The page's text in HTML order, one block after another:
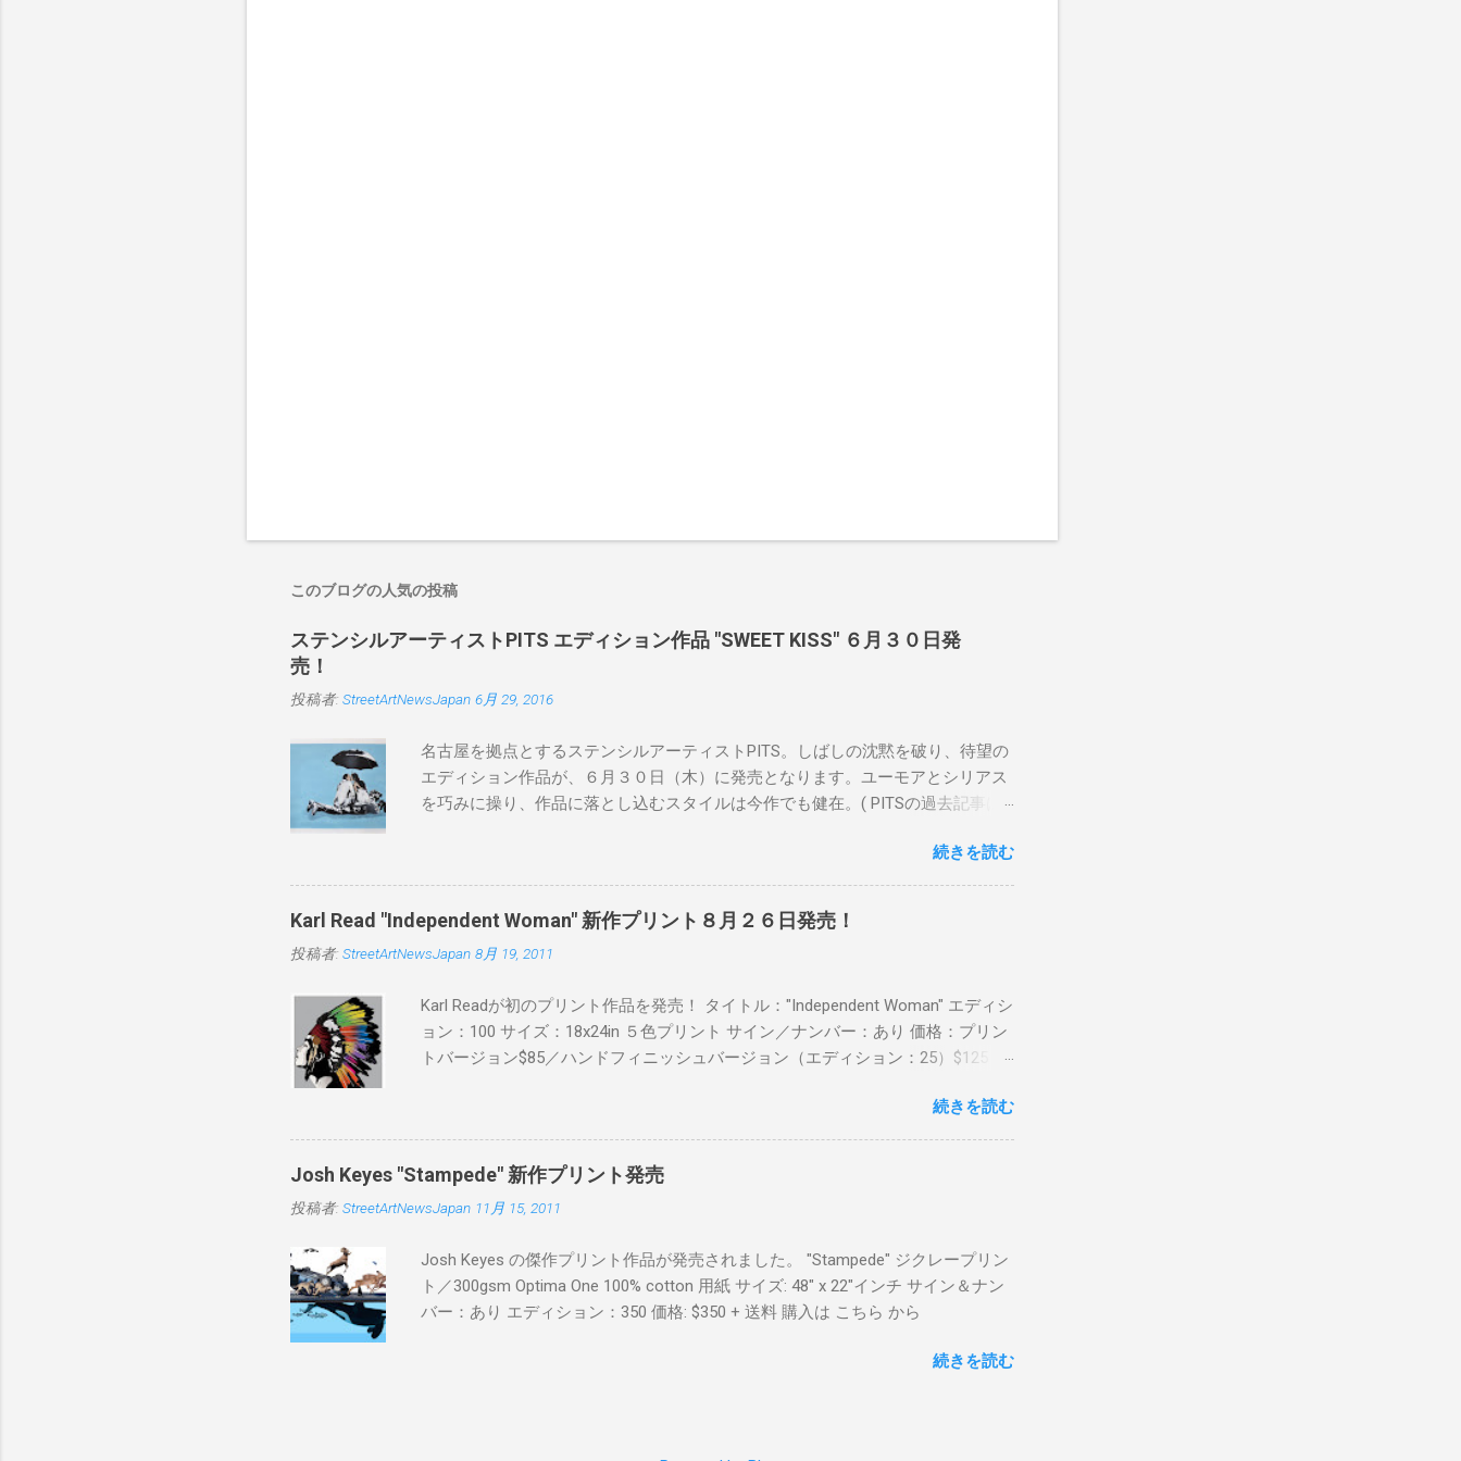
このブログの人気の投稿
ステンシルアーティストPITS エディション作品 "SWEET KISS" ６月３０日発
売！
投稿者: StreetArtNewsJapan 6月 29, 2016
名古屋を拠点とするステンシルアーティストPITS。しばしの沈黙を破り、待望の
エディション作品が、６月３０日（木）に発売となります。ユーモアとシリアス
を巧みに操り、作品に落とし込むスタイルは今作でも健在。( PITSの過去記事は
BLUE/MINT GREEN/PINK/YELLOW エディション：各色５ サイズ：800mm ×
550mm 価格：¥16,000(¥17,280) 購入は、 こちら から
続きを読む
Karl Read "Independent Woman" 新作プリント８月２６日発売！
投稿者: StreetArtNewsJapan 8月 19, 2011
Karl Readが初のプリント作品を発売！ タイトル："Independent Woman" エディシ
ョン：100 サイズ：18x24in ５色プリント サイン／ナンバー：あり 価格：プリン
トバージョン$85／ハンドフィニッシュバージョン（エディション：25）$125 購
続きを読む
Josh Keyes "Stampede" 新作プリント発売
投稿者: StreetArtNewsJapan 11月 15, 2011
Josh Keyes の傑作プリント作品が発売されました。 "Stampede" ジクレープリン
ト／300gsm Optima One 100% cotton 用紙 サイズ: 48" x 22"インチ サイン＆ナン
バー：あり エディション：350 価格: $350 + 送料 購入は こちら から
続きを読む